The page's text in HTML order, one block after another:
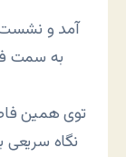
آمد و نشست
به سمت
توی همین
نگاه